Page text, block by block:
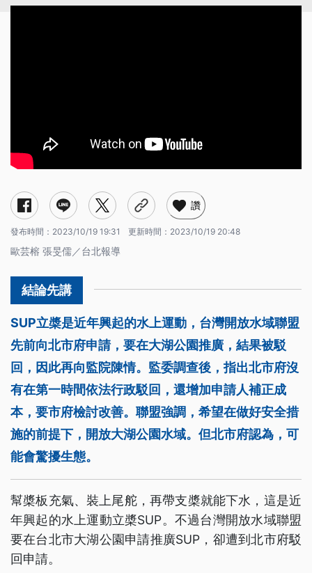
讚
發布時間： 2023/10/19 19:31 更新時間： 2023/10/19 20:48
歐芸榕 張旻儒／台北報導
SUP立槳是近年興起的水上運動，台灣開放水域聯盟
先前向北市府申請，要在大湖公園推廣，結果被駁
回，因此再向監院陳情。監委調查後，指出北市府沒
有在第一時間依法行政駁回，還增加申請人補正成
本，要市府檢討改善。聯盟強調，希望在做好安全措
施的前提下，開放大湖公園水域。但北市府認為，可
能會驚擾生態。
幫槳板充氣、裝上尾舵，再帶支槳就能下水，這是近
年興起的水上運動立槳SUP。不過台灣開放水域聯盟
要在台北市大湖公園申請推廣SUP，卻遭到北市府駁
回申請。